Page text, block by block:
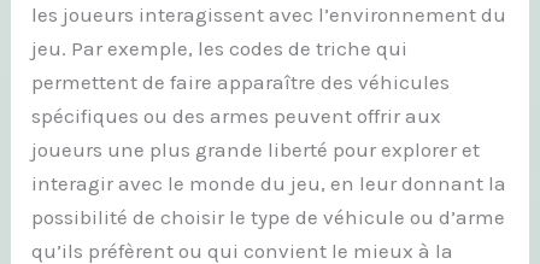
les joueurs interagissent avec l’environnement du
jeu. Par exemple, les codes de triche qui
permettent de faire apparaître des véhicules
spécifiques ou des armes peuvent offrir aux
joueurs une plus grande liberté pour explorer et
interagir avec le monde du jeu, en leur donnant la
possibilité de choisir le type de véhicule ou d’arme
qu’ils préfèrent ou qui convient le mieux à la